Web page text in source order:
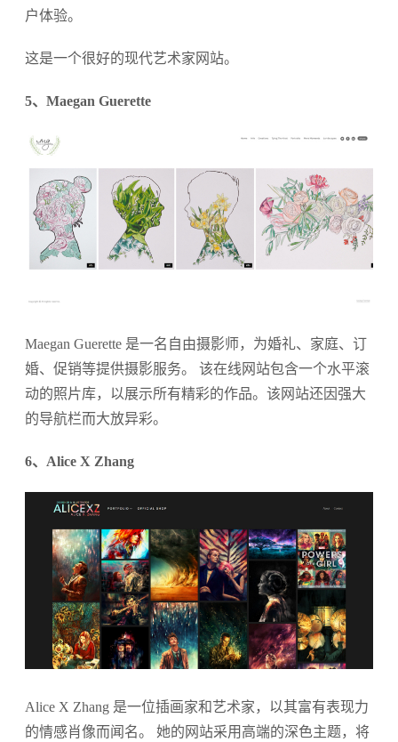
户体验。
这是一个很好的现代艺术家网站。
5、Maegan Guerette
Maegan Guerette 是一名自由摄影师，为婚礼、家庭、订
婚、促销等提供摄影服务。 该在线网站包含一个水平滚
动的照片库，以展示所有精彩的作品。该网站还因强大
的导航栏而大放异彩。
6、Alice X Zhang
Alice X Zhang 是一位插画家和艺术家，以其富有表现力
的情感肖像而闻名。 她的网站采用高端的深色主题，将